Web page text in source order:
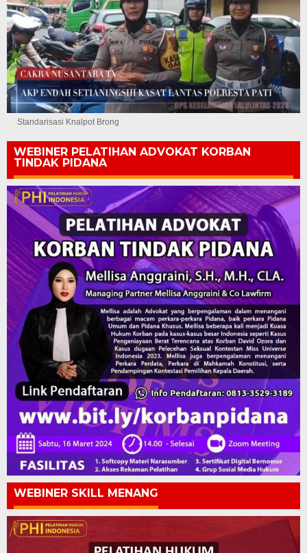
Standarisasi Knalpot Brong
WEBINER PELATIHAN ADVOKAT KORBAN
TINDAK PIDANA
WEBINER SKILL MENANG